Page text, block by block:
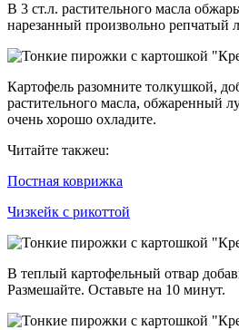
В 3 ст.л. растительного масла
нарезанный произвольно репчатый
Картофель разомните толкушкой,
растительного масла, обжаренный
очень хорошо охладите.
Читайте такжеu:
Постная коврижка
Чизкейк с рикоттой
В теплый картофельный отвар
Размешайте. Оставьте на 10 минут.